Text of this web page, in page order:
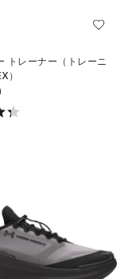
トレーナー（トレーニ
）